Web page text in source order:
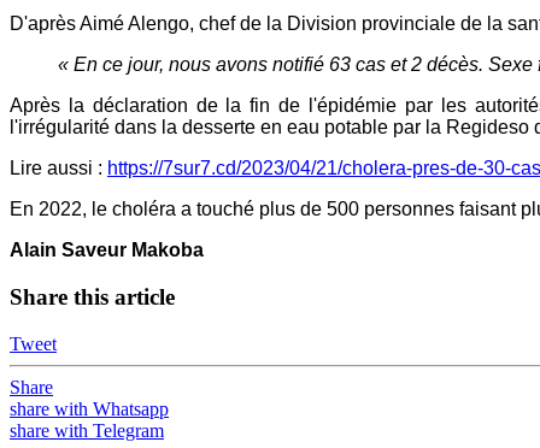
D'après Aimé Alengo, chef de la Division provinciale de la
« En ce jour, nous avons notifié 63 cas et 2 décès.
Après la déclaration de la fin de l'épidémie par les
l'irrégularité dans la desserte en eau potable par la
Lire aussi : https://7sur7.cd/2023/04/21/cholera-pres-de-30-
En 2022, le choléra a touché plus de 500 personnes faisant
Alain Saveur Makoba
Share this article
Tweet
Share
share with Whatsapp
share with Telegram